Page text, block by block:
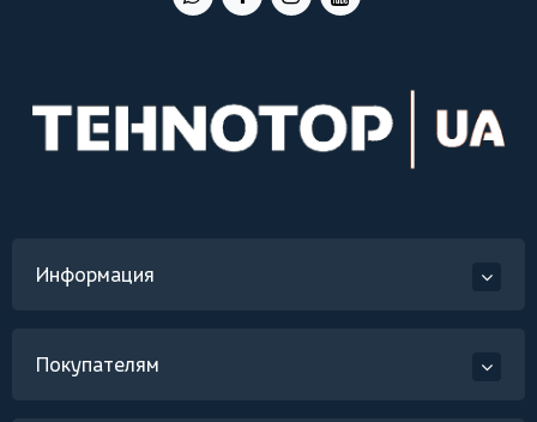
Информация
Покупателям